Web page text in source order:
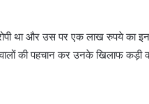
था और उस पर एक लाख रुपये का
की पहचान कर उनके खिलाफ कड़ी